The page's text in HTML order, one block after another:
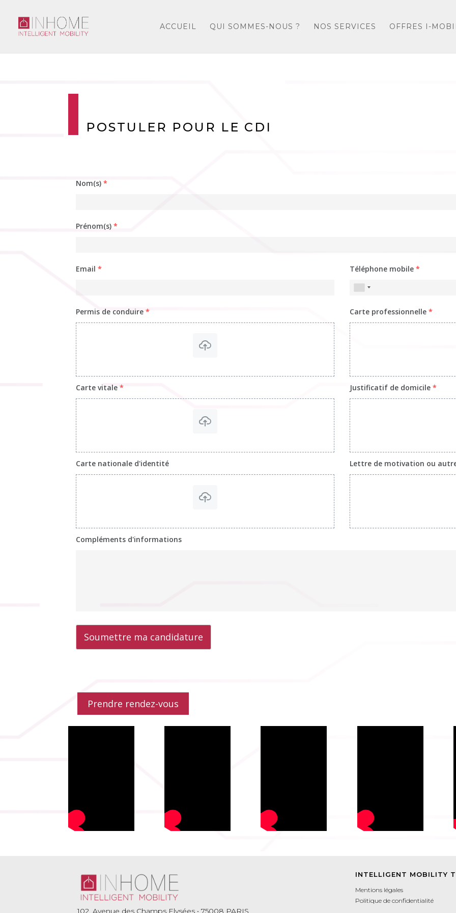
ACCUEIL QUI SOMMES-NOUS ? NOS SERVICES OFFRES I-
POSTULER POUR LE CDI
Nom(s) *
Prénom(s) *
Email * Téléphone mobile *
Permis de conduire * Carte professionnelle *
Carte vitale * Justificatif de domicile *
Carte nationale d'identité Lettre de motivation ou
Compléments d'informations
Soumettre ma candidature
Prendre rendez-vous
102, Avenue des Champs Elysées • 75008 PARIS
INTELLIGENT MOBILITY
Mentions légales
Politique de confidentialité